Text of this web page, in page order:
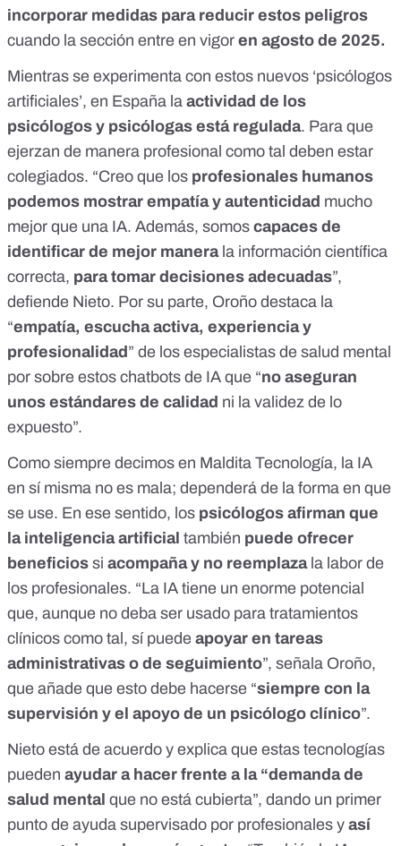
incorporar medidas para reducir estos peligros
cuando la sección entre en vigor en agosto de 2025.
Mientras se experimenta con estos nuevos ‘psicólogos
artificiales’, en España la actividad de los
psicólogos y psicólogas está regulada. Para que
ejerzan de manera profesional como tal deben estar
colegiados. “Creo que los profesionales humanos
podemos mostrar empatía y autenticidad mucho
mejor que una IA. Además, somos capaces de
identificar de mejor manerala información científica
correcta, para tomar decisiones adecuadas”,
defiende Nieto. Por su parte, Oroño destaca la
“empatía, escucha activa, experiencia y
profesionalidad” de los especialistas de salud mental
por sobre estos chatbots de IA que “no aseguran
unos estándares de calidad ni la validez de lo
expuesto”.
Como siempre decimos en Maldita Tecnología, la IA
en sí misma no es mala; dependerá de la forma en que
se use. En ese sentido, los psicólogos afirman que
la inteligencia artificial también puede ofrecer
beneficios si acompaña y no reemplazala labor de
los profesionales. “La IA tiene un enorme potencial
que, aunque no deba ser usado para tratamientos
clínicos como tal, sí puede apoyar en tareas
administrativas o de seguimiento”, señala Oroño,
que añade que esto debe hacerse “siempre con la
supervisión y el apoyo de un psicólogo clínico”.
Nieto está de acuerdo y explica que estas tecnologías
pueden ayudar a hacer frente a la “demanda de
salud mental que no está cubierta”, dando un primer
punto de ayuda supervisado por profesionales y así